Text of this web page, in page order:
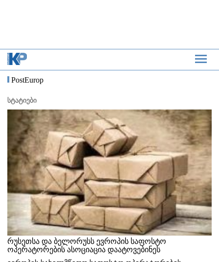
PostEurop
სტატიები
რუსეთსა და ბელორუსს ევროპის საფოსტო
ოპერატორების ასოციაცია დაატოვებინეს